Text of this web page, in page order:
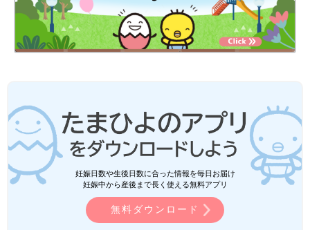
妊娠日数や生後日数に合った情報を毎日お届け
妊娠中から産後まで長く使える無料アプリ
無料ダウンロード